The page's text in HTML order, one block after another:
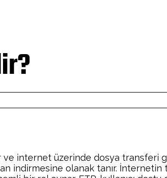
internet üzerinde dosya transferi
indirmesine olanak tanır.